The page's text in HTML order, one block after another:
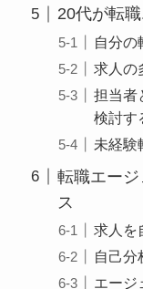
20代が転
自分の
求人の
担当者
検討す
未経験
転職エー
ス
求人を
自己分
エージ